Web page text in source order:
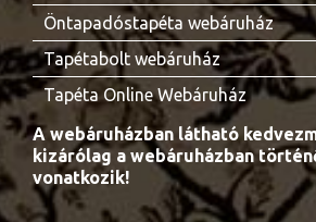
Öntapadóstapéta webáruház
Tapétabolt webáruház
Tapéta Online Webáruház
A webáruházban látható
kizárólag a webáruházban
vonatkozik!